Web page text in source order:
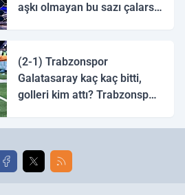
aşkı olmayan bu sazı çalarsa
(2-1) Trabzonspor
Galatasaray kaç kaç bitti,
golleri kim attı? Trabzonspor
golleri!